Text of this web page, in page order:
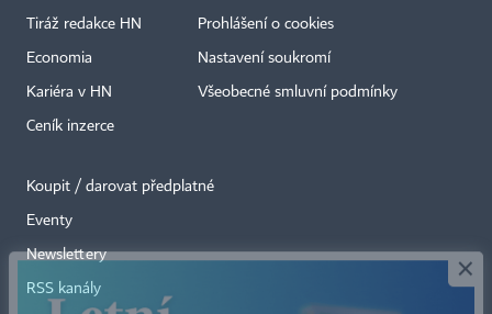
Tiráž redakce HN
Economia
Kariéra v HN
Ceník inzerce
Prohlášení o cookies
Nastavení soukromí
Všeobecné smluvní podmínky
Koupit / darovat předplatné
Eventy
Newslettery
RSS kanály